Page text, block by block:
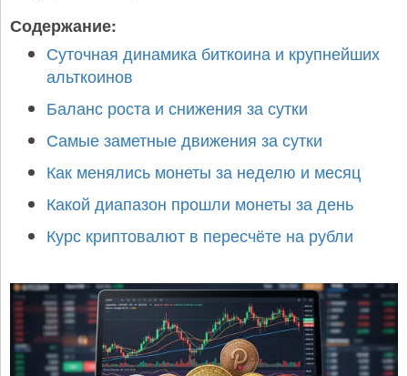
Содержание:
Суточная динамика биткоина и крупнейших
альткоинов
Баланс роста и снижения за сутки
Самые заметные движения за сутки
Как менялись монеты за неделю и месяц
Какой диапазон прошли монеты за день
Курс криптовалют в пересчёте на рубли